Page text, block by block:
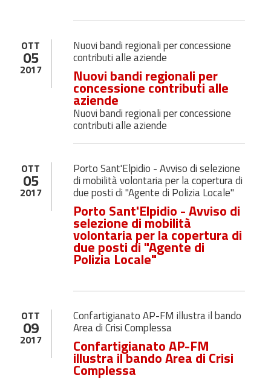
OTT
05
2017
Nuovi bandi regionali per concessione
contributi alle aziende
Nuovi bandi regionali per
concessione contributi alle
aziende
Nuovi bandi regionali per concessione
contributi alle aziende
OTT
05
2017
Porto Sant'Elpidio - Avviso di selezione
di mobilità volontaria per la copertura di
due posti di "Agente di Polizia Locale"
Porto Sant'Elpidio - Avviso di
selezione di mobilità
volontaria per la copertura di
due posti di "Agente di
Polizia Locale"
OTT
09
2017
Confartigianato AP-FM illustra il bando
Area di Crisi Complessa
Confartigianato AP-FM
illustra il bando Area di Crisi
Complessa